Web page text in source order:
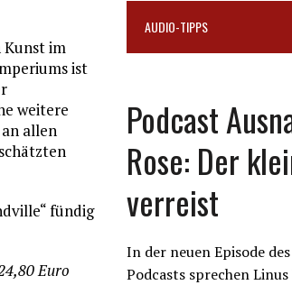
Kunst im
ist
weitere
allen
fündig
Euro
AUDIO-TIPPS
Podcast
Rose: Der
verreist
In der neuen Episode
Podcasts sprechen